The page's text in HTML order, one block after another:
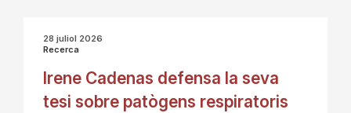
28 juliol 2026
Recerca
Irene Cadenas defensa la seva
tesi sobre patògens respiratoris